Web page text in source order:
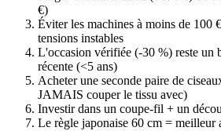
€)
Éviter les machines à moins de 100
tensions instables
L'occasion vérifiée (-30 %) reste un
récente (<5 ans)
Acheter une seconde paire de
JAMAIS couper le tissu avec)
Investir dans un coupe-fil + un
Le règle japonaise 60 cm = meilleur